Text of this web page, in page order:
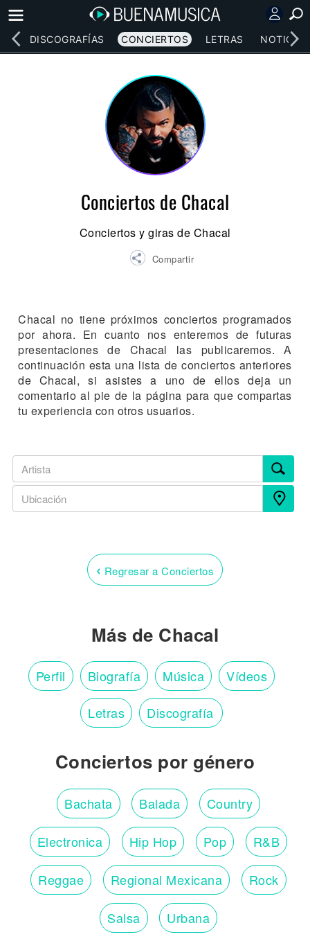
DISCOGRAFÍAS CONCIERTOS LETRAS NOTICIAS
Conciertos de Chacal
Conciertos y giras de Chacal
Compartir
Chacal no tiene próximos conciertos programados
por ahora. En cuanto nos enteremos de futuras
presentaciones de Chacal las publicaremos. A
continuación esta una lista de conciertos anteriores
de Chacal, si asistes a uno de ellos deja un
comentario al pie de la página para que compartas
tu experiencia con otros usuarios.
‹ Regresar a Conciertos
Más de Chacal
Perfil Biografía Música Vídeos
Letras Discografía
Conciertos por género
Bachata Balada Country
Electronica Hip Hop Pop R&B
Reggae Regional Mexicana Rock
Salsa Urbana